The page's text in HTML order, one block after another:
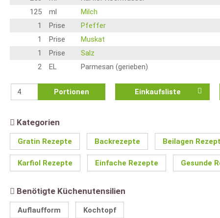
125
ml
Milch
1
Prise
Pfeffer
1
Prise
Muskat
1
Prise
Salz
2
EL Parmesan (gerieben)
Portionen Einkaufsliste
Kategorien
Gratin Rezepte Backrezepte Beilagen
Karfiol Rezepte Einfache Rezepte Gesunde
Benötigte Küchenutensilien
Auflaufform Kochtopf